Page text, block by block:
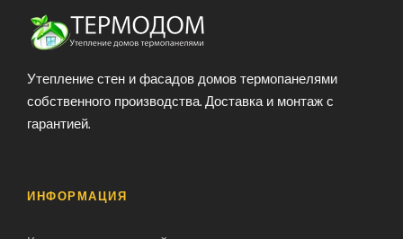
Утепление стен и фасадов домов термопанелями
собственного производства. Доставка и монтаж с
гарантией.
ИНФОРМАЦИЯ